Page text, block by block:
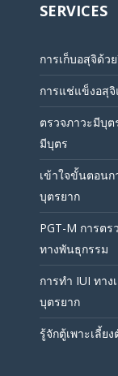
SERVICES
การเก็บอสุจิด้ว
การแช่แข็งอสุจิ
ตรวจภาวะมีบุต
มีบุตร
เข้าใจขั้นตอนก
บุตรยาก
PGT-M การต
ทางพันธุกรรม
การทำ IUI ทา
บุตรยาก
รู้จักตู้เพาะเลี้ย